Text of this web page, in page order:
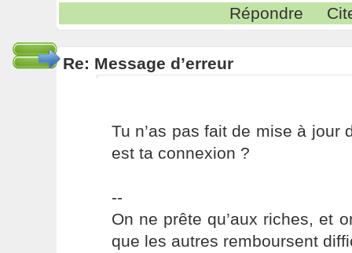
Répondre
Re: Message d’erreur
Tu n’as pas fait de mise à jour
est ta connexion ?
--
On ne prête qu’aux riches, et
que les autres remboursent